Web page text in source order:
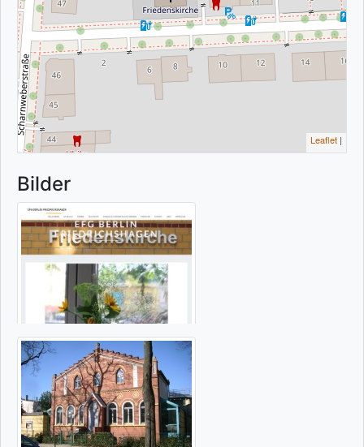
Leaflet |
Bilder